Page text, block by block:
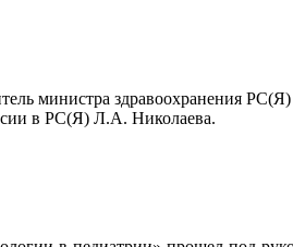
министра здравоохранения
в РС(Я) Л.А. Николаева.